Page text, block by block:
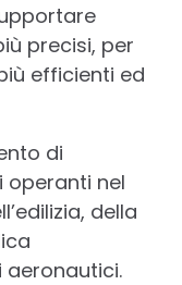
precisi, per
efficienti ed
di
operanti nel
della
aeronautici.